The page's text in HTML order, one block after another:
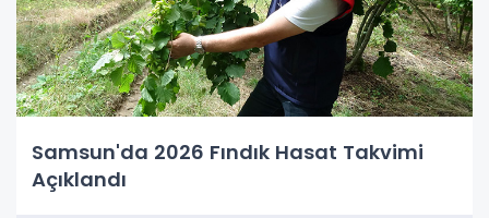
Samsun'da 2026 Fındık Hasat Takvimi
Açıklandı